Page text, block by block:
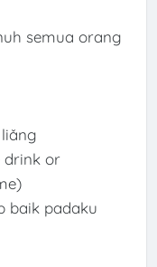
semua orang
drink or
baik padaku